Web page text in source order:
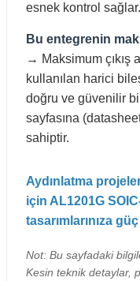
esnek kontrol sağlar.
Bu entegrenin
→ Maksimum çıkış
kullanılan harici
doğru ve güvenilir
sayfasına
sahiptir.
Aydınlatma
için AL1201G
tasarımlarınıza
Not: Bu sayfadaki
Kesin teknik detaylar,